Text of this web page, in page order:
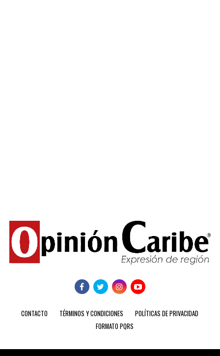
CONTACTO TÉRMINOS Y CONDICIONES
POLÍTICAS DE PRIVACIDAD
FORMATO PQRS